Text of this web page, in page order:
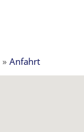
» Anfahrt